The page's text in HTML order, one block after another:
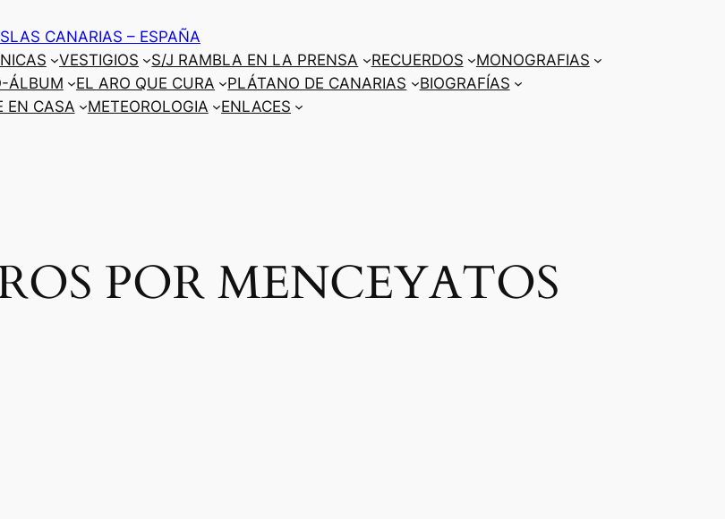
CANARIAS – ESPAÑA
VESTIGIOS S/J RAMBLA EN LA PRENSA RECUERDOS
MONOGRAFIAS
ÁLBUM EL ARO QUE CURA PLÁTANO DE CANARIAS
BIOGRAFÍAS
EN CASA METEOROLOGIA ENLACES
POR MENCEYATOS